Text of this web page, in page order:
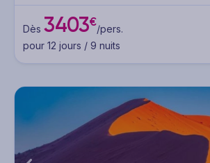
Dès 3403€/pers.
pour 12 jours / 9 nuits